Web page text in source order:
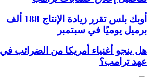
أوبك بلس تقرر زيادة الإنتاج 188 ألف
برميل يوميًا في سبتمبر
هل ينجو أغنياء أمريكا من الضرائب في
عهد ترامب؟